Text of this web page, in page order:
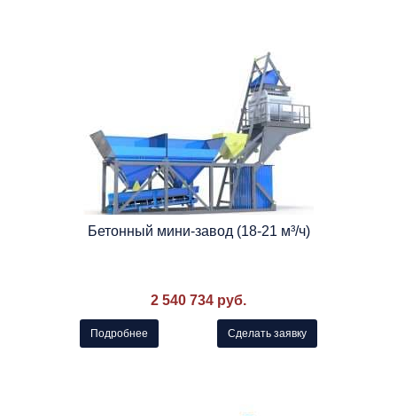
Бетонный мини-завод (18-21 м³/ч)
2 540 734 руб.
Подробнее Сделать заявку